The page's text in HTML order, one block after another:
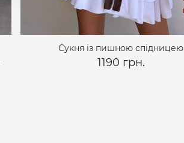
Сукня із пишною спідницею
1190 грн.